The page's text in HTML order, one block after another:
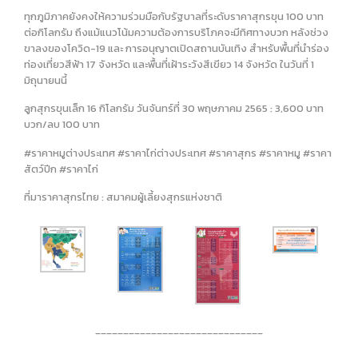
ทุกภูมิภาคยังคงให้ความร่วมมือกับรัฐบาลที่ระดับราคาสุกรขุน 100 บาท
ต่อกิโลกรัม ถึงแม้แนวโน้มความต้องการบริโภคจะมีทิศทางบวก หลังช่วง
ขาลงของโควิด-19 และ การอนุญาตเปิดสถานบันเทิง สำหรับพื้นที่นำร่อง
ท่องเที่ยวสีฟ้า 17 จังหวัด และพื้นที่เฝ้าระวังสีเขียว 14 จังหวัด ในวันที่ 1
มิถุนายนนี้
ลูกสุกรขุนเล็ก 16 กิโลกรัม วันจันทร์ที่ 30 พฤษภาคม 2565 : 3,600 บาท
บวก/ลบ 100 บาท
#ราคาหมูต่างประเทศ #ราคาไก่ต่างประเทศ #ราคาสุกร #ราคาหมู #ราคา
สัตว์ปีก #ราคาไก่
ที่มาราคาสุกรไทย : สมาคมผู้เลี้ยงสุกรแห่งชาติ